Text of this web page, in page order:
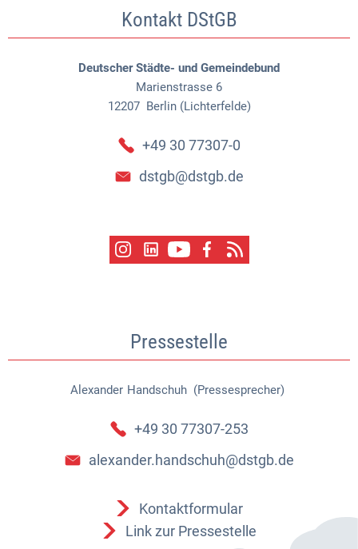
Kontakt DStGB
Deutscher Städte- und Gemeindebund
Marienstrasse 6
12207 Berlin (Lichterfelde)
+49 30 77307-0
dstgb@dstgb.de
Pressestelle
Alexander Handschuh (Pressesprecher)
Alexander Handschuh
+49 30 77307-253
alexander.handschuh@dstgb.de
Kontaktformular
Link zur Pressestelle